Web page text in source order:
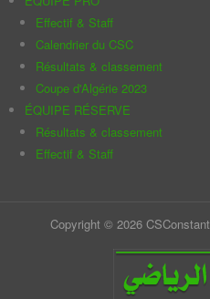
Effectif & Staff
Calendrier du CSC
Résultats & classement
Coupe d'Algérie 2023
ÉQUIPE RÉSERVE
Résultats & classement
Effectif & Staff
Copyright © 2026